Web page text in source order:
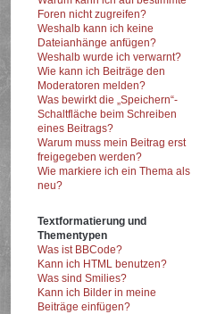
Foren nicht zugreifen?
Weshalb kann ich keine
Dateianhänge anfügen?
Weshalb wurde ich verwarnt?
Wie kann ich Beiträge den
Moderatoren melden?
Was bewirkt die „Speichern“-
Schaltfläche beim Schreiben
eines Beitrags?
Warum muss mein Beitrag erst
freigegeben werden?
Wie markiere ich ein Thema als
neu?
Textformatierung und
Thementypen
Was ist BBCode?
Kann ich HTML benutzen?
Was sind Smilies?
Kann ich Bilder in meine
Beiträge einfügen?